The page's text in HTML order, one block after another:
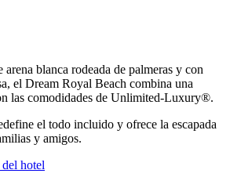
arena blanca rodeada de palmeras y con
el Dream Royal Beach combina una
las comodidades de Unlimited-Luxury®.
el todo incluido y ofrece la escapada
y amigos.
hotel